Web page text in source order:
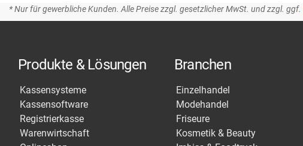
* Nur für gewerbliche Kunden. Alle Preise zzgl. gesetzlicher MwSt. und zzgl. ggf.
Produkte & Lösungen
Kassensysteme
Kassensoftware
Registrierkasse
Warenwirtschaft
Branchen
Einzelhandel
Modehandel
Friseure
Kosmetik & Beauty